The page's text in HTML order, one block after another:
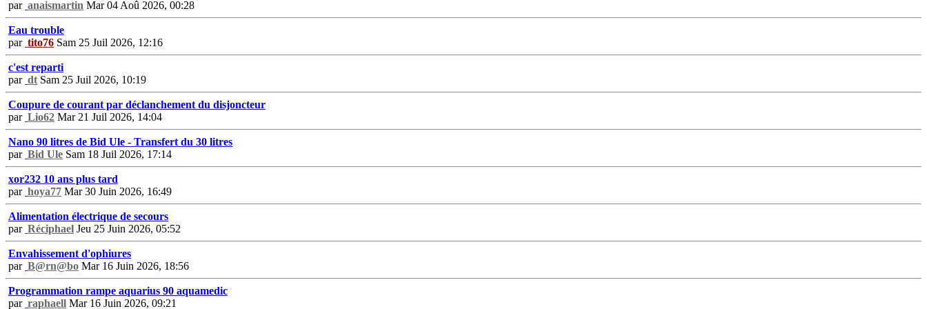
par anaismartin Mar 04 Aoû 2026, 00:28
Eau trouble
par tito76 Sam 25 Juil 2026, 12:16
c'est reparti
par dt Sam 25 Juil 2026, 10:19
Coupure de courant par déclanchement du disjoncteur
par Lio62 Mar 21 Juil 2026, 14:04
Nano 90 litres de Bid Ule - Transfert du 30 litres
par Bid Ule Sam 18 Juil 2026, 17:14
xor232 10 ans plus tard
par hoya77 Mar 30 Juin 2026, 16:49
Alimentation électrique de secours
par Réciphael Jeu 25 Juin 2026, 05:52
Envahissement d'ophiures
par B@rn@bo Mar 16 Juin 2026, 18:56
Programmation rampe aquarius 90 aquamedic
par raphaell Mar 16 Juin 2026, 09:21